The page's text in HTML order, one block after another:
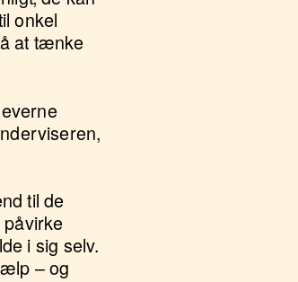
onkel
at tænke
til de
i sig selv.
– og